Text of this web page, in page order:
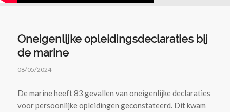
Oneigenlijke opleidingsdeclaraties bij
de marine
08/05/2024
De marine heeft 83 gevallen van oneigenlijke declaraties
voor persoonlijke opleidingen geconstateerd. Dit kwam